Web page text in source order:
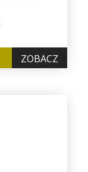
ZOBACZ